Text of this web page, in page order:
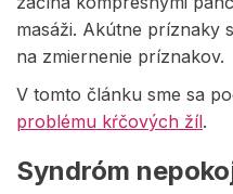
masáži. Akútne príznaky
na zmiernenie príznakov.
V tomto článku sme sa
problému kŕčových žíl.
Syndróm